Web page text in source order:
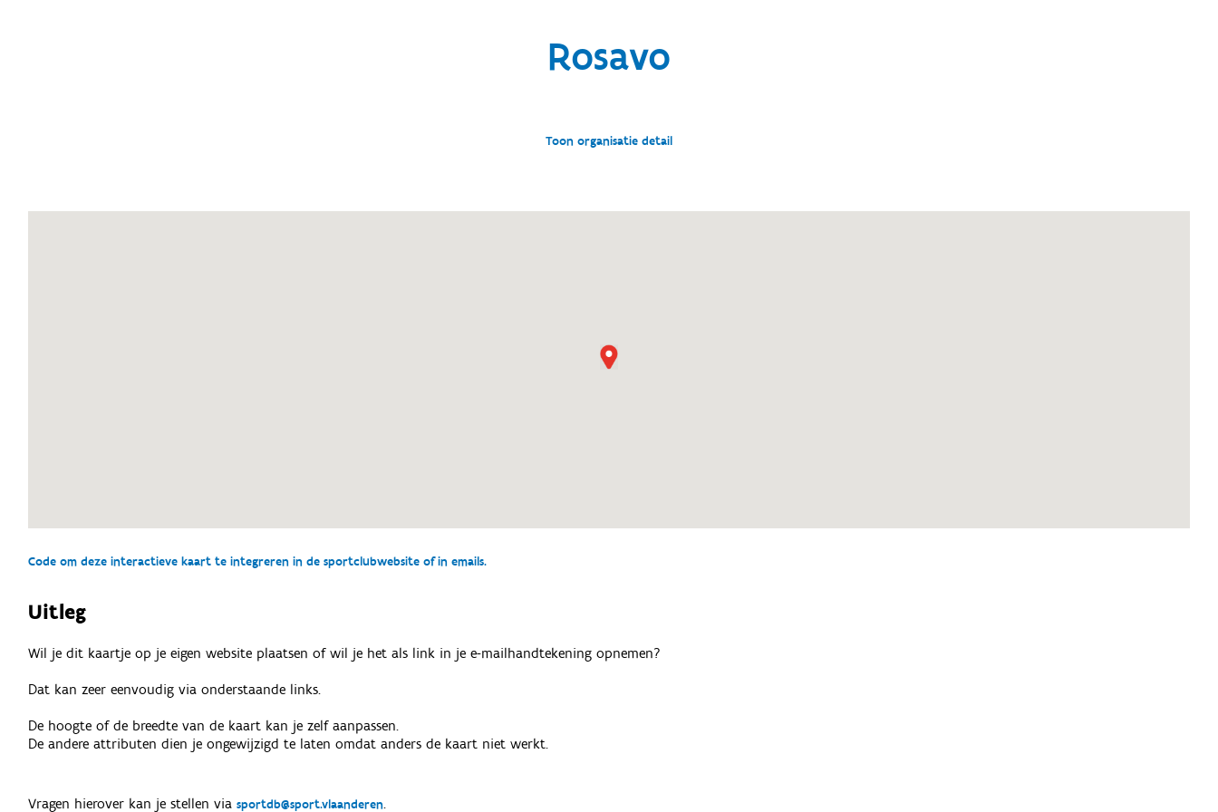
Rosavo
Toon organisatie detail
Code om deze interactieve kaart te integreren in de sportclubwebsite of in emails.
Uitleg
Wil je dit kaartje op je eigen website plaatsen of wil je het als link in je e-mailhandtekening opnemen?
Dat kan zeer eenvoudig via onderstaande links.
De hoogte of de breedte van de kaart kan je zelf aanpassen.
De andere attributen dien je ongewijzigd te laten omdat anders de kaart niet werkt.
Vragen hierover kan je stellen viasportdb@sport.vlaanderen.